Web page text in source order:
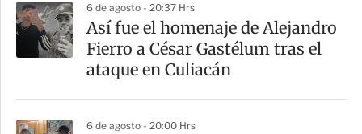
r
6 de agosto - 20:37 Hrs
Así fue el homenaje de Alejandro
Fierro a César Gastélum tras el
ataque en Culiacán
6 de agosto - 20:00 Hrs